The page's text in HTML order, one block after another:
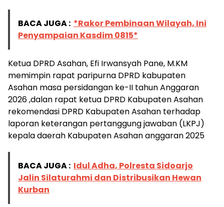
BACA JUGA : *Rakor Pembinaan Wilayah, Ini
Penyampaian Kasdim 0815*
Ketua DPRD Asahan, Efi Irwansyah Pane, M.KM
memimpin rapat paripurna DPRD kabupaten
Asahan masa persidangan ke-II tahun Anggaran
2026 ,dalan rapat ketua DPRD Kabupaten Asahan
rekomendasi DPRD Kabupaten Asahan terhadap
laporan keterangan pertanggung jawaban (LKPJ)
kepala daerah Kabupaten Asahan anggaran 2025
BACA JUGA : Idul Adha, Polresta Sidoarjo
Jalin Silaturahmi dan Distribusikan Hewan
Kurban